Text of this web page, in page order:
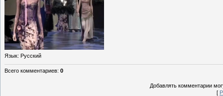
Язык: Русский
Всего комментариев: 0
Добавлять комментарии
[